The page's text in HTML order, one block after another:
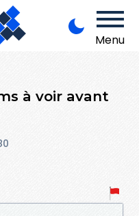
Menu
à voir avant